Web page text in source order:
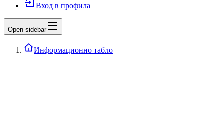
Вход в профила
Open sidebar
Информационно табло